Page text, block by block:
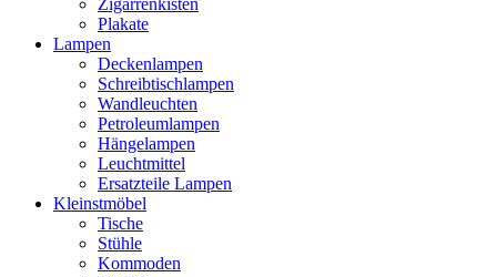
Zigarrenkisten
Plakate
Lampen
Deckenlampen
Schreibtischlampen
Wandleuchten
Petroleumlampen
Hängelampen
Leuchtmittel
Ersatzteile Lampen
Kleinstmöbel
Tische
Stühle
Kommoden